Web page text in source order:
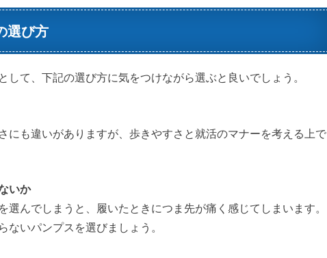
選び方
して、下記の選び方に気をつけながら選ぶと良いでしょう。
にも違いがありますが、歩きやすさと就活のマナーを考える上で
いか
選んでしまうと、履いたときにつま先が痛く感じてしまいます。
ないパンプスを選びましょう。